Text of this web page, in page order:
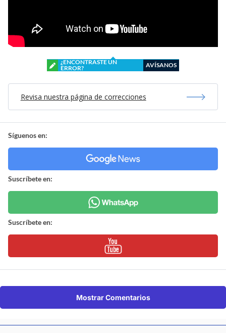
¿ENCONTRASTE UN
ERROR?
AVÍSANOS
Revisa nuestra página de correcciones
Síguenos en:
Suscríbete en:
Suscríbete en:
Mostrar Comentarios